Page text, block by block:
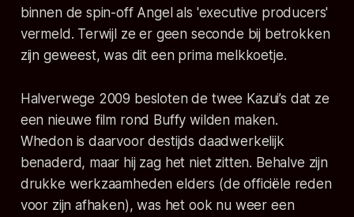
binnen de spin-off Angel als 'executive producers'
vermeld. Terwijl ze er geen seconde bij betrokken
zijn geweest, was dit een prima melkkoetje.
Halverwege 2009 besloten de twee Kazui’s dat ze
een nieuwe film rond Buffy wilden maken.
Whedon is daarvoor destijds daadwerkelijk
benaderd, maar hij zag het niet zitten. Behalve zijn
drukke werkzaamheden elders (de officiële reden
voor zijn afhaken), was het ook nu weer een